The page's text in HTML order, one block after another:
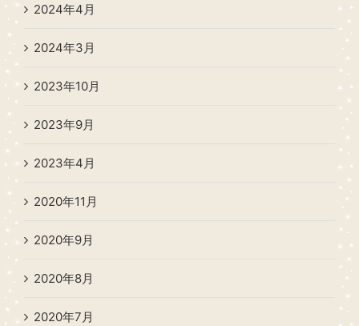
2024年4月
2024年3月
2023年10月
2023年9月
2023年4月
2020年11月
2020年9月
2020年8月
2020年7月